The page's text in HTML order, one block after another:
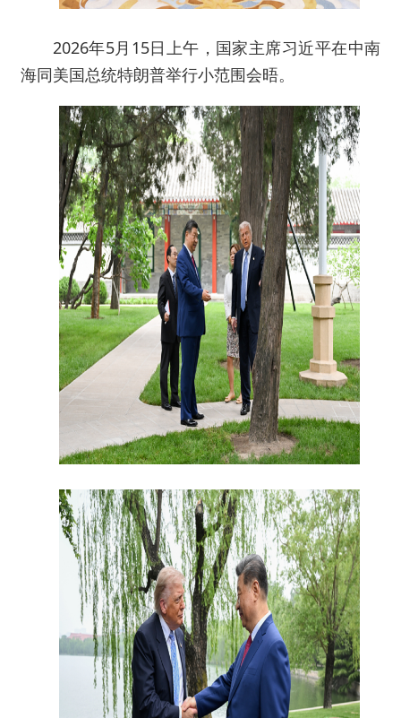
2026年5月15日上午，国家主席习近平在中南
海同美国总统特朗普举行小范围会晤。